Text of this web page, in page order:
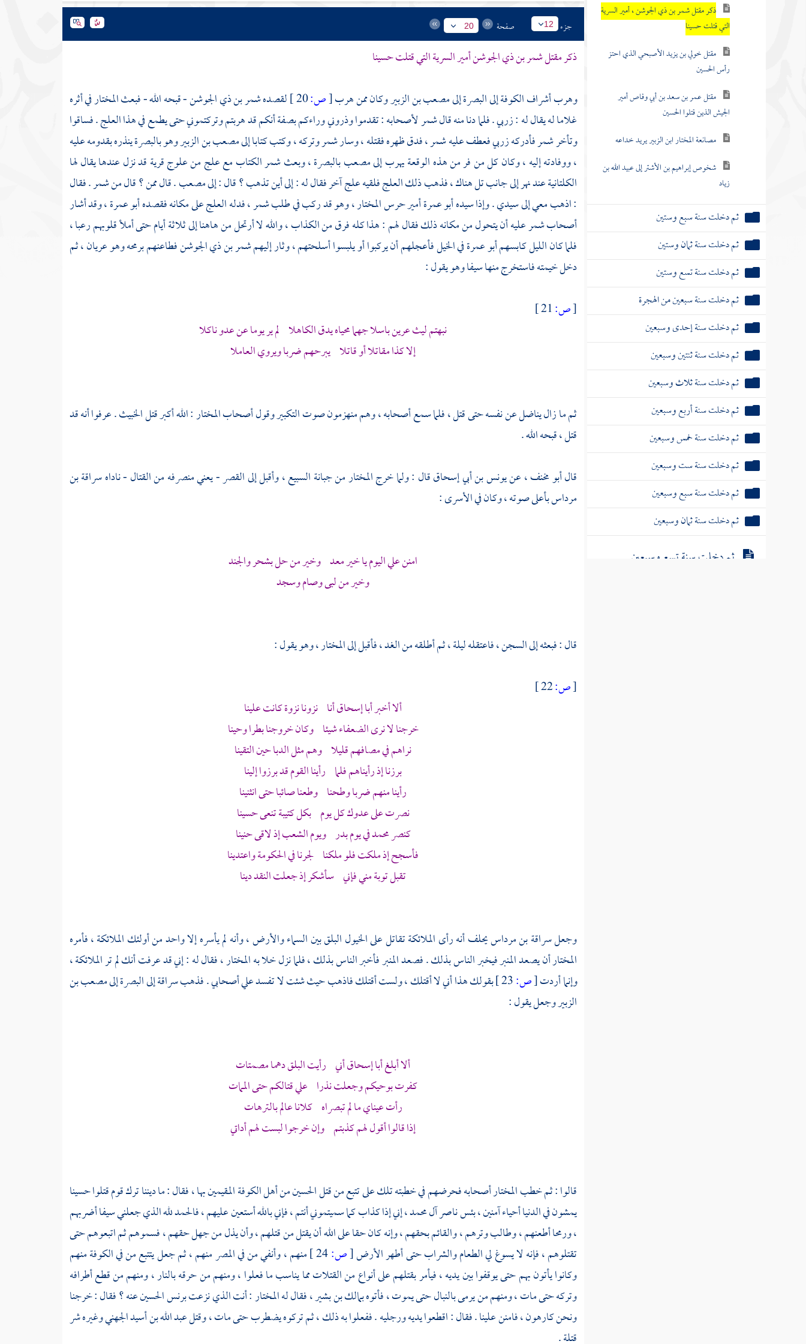
ذكر مقتل شمر بن ذي الجوشن ، أمير السرية
التي قتلت حسينا
مقتل خولي بن يزيد الأصبحي الذي احتز
رأس الحسين
مقتل عمر بن سعد بن أبي وقاص أمير
الجيش الذين قتلوا الحسين
مصانعة المختار ابن الزبير يريد خداعه
شخوص إبراهيم بن الأشتر إلى عبيد الله بن
زياد
ثم دخلت سنة سبع وستين
ثم دخلت سنة ثمان وستين
ثم دخلت سنة تسع وستين
ثم دخلت سنة سبعين من الهجرة
ثم دخلت سنة إحدى وسبعين
ثم دخلت سنة ثنتين وسبعين
ثم دخلت سنة ثلاث وسبعين
ثم دخلت سنة أربع وسبعين
ثم دخلت سنة خمس وسبعين
ثم دخلت سنة ست وسبعين
ثم دخلت سنة سبع وسبعين
ثم دخلت سنة ثمان وسبعين
ثم دخلت سنة تسع وسبعين
جزء 12 صفحة 20
ذكر مقتلشمر بن ذي الجوشنأمير السرية التي قتلتحسينا
وهرب أشرافالكوفةإلىالبصرةإلىمصعب بن الزبيروكان ممن هرب[ص:20 ] لقصدهشمر بن ذي الجوشن- قبحه الله - فبعثالمختارفي أثره
غلاما له يقال له :زربي. فلما دنا منه قالشمرلأصحابه : تقدموا وذروني وراءكم بصفة أنكم قد هربتم وتركتموني حتى يطمع في هذا العلج . فساقوا
وتأخرشمرفأدركهزربيفعطف عليهشمر، فدق ظهره فقتله ، وسارشمروتركه ، وكتب كتابا إلىمصعب بن الزبيروهوبالبصرةينذره بقدومه عليه
، ووفادته إليه ، وكان كل من فر من هذه الوقعة يهرب إلىمصعببالبصرة، وبعثشمرالكتاب مع علج من علوج قرية قد نزل عندها يقال لها
الكلتانية عند نهر إلى جانب تل هناك ، فذهب ذلك العلج فلقيه علج آخر فقال له : إلى أين تذهب ؟ قال : إلىمصعب. قال ممن ؟ قال منشمر. فقال
: اذهب معي إلى سيدي . وإذا سيدهأبو عمرةأمير حرسالمختار، وهو قد ركب في طلبشمر، فدله العلج على مكانه فقصدهأبو عمرة، وقد أشار
أصحابشمرعليه أن يتحول من مكانه ذلك فقال لهم : هذا كله فرق من الكذاب ، والله لا أرتحل من هاهنا إلى ثلاثة أيام حتى أملأ قلوبهم رعبا ،
فلما كان الليل كابسهمأبو عمرةفي الخيل فأعجلهم أن يركبوا أو يلبسوا أسلحتهم ، وثار إليهمشمر بن ذي الجوشنفطاعنهم برمحه وهو عريان ، ثم
دخل خيمته فاستخرج منها سيفا وهو يقول :
[ص:
نبهتم ليث عرين باسلا جهما محياه يدق الكاهلا لم ير يوما عن عدو ناكلا
إلا كذا مقاتلا أو قاتلا يبرحهم ضربا ويروي العاملا
ثم ما زال يناضل عن نفسه حتى قتل ، فلما سمع أصحابه ، وهم منهزمون صوت التكبير وقول أصحابالمختار: الله أكبر قتل الخبيث . عرفوا أنه قد
قتل ، قبحه الله .
قالأبو مخنف، عنيونس بن أبي إسحاققال : ولما خرجالمختارمنجبانة السبيع، وأقبل إلى القصر - يعني منصرفه من القتال - ناداهسراقة بن
مرداسبأعلى صوته ، وكان في الأسرى :
امنن علي اليوم يا خير معد وخير من حل بشحر والجند
وخير من لبى وصام وسجد
قال : فبعثه إلى السجن ، فاعتقله ليلة ، ثم أطلقه من الغد ، فأقبل إلىالمختار، وهو يقول :
[ص:
ألا أخبرأبا إسحاقأنا نزونا نزوة كانت علينا
خرجنا لا نرى الضعفاء شيئا وكان خروجنا بطرا وحينا
نراهم في مصافهم قليلا وهم مثل الدبا حين التقينا
برزنا إذ رأيناهم فلما رأينا القوم قد برزوا إلينا
رأينا منهم ضربا وطحنا وطعنا صائبا حتى انثنينا
نصرت على عدوك كل يوم بكل كتيبة تنعىحسينا
كنصرمحمدفي يومبدر ويوم الشعب إذ لاقىحنينا
فأسجح إذ ملكت فلو ملكنا لجرنا في الحكومة واعتدينا
تقبل توبة مني فإني سأشكر إذ جعلت النقد دينا
وجعلسراقة بن مرداسيحلف أنه رأى الملائكة تقاتل على الخيول البلق بين السماء والأرض ، وأنه لم يأسره إلا واحد من أولئك الملائكة ، فأمره
المختارأن يصعد المنبر فيخبر الناس بذلك . فصعد المنبر فأخبر الناس بذلك ، فلما نزل خلا بهالمختار، فقال له : إني قد عرفت أنك لم تر الملائكة ،
وإنما أردت[ص: بقولك هذا أني لا أقتلك ، ولست أقتلك فاذهب حيث شئت لا تفسد علي أصحابي . فذهبسراقةإلىالبصرةإلىمصعب بن
الزبيروجعل يقول :
ألا أبلغأبا إسحاقأني رأيت البلق دهما مصمتات
كفرت بوحيكم وجعلت نذرا علي قتالكم حتى الممات
رأت عيناي ما لم تبصراه كلانا عالم بالترهات
إذا قالوا أقول لهم كذبتم وإن خرجوا لبست لهم أداتي
قالوا : ثم خطبالمختارأصحابه فحرضهم في خطبته تلك على تتبع من قتلالحسينمنأهل الكوفةالمقيمين بها ، فقال : ما ديننا ترك قوم قتلواحسينا
يمشون في الدنيا أحياء آمنين ، بئس ناصرآل محمد، إني إذا كذاب كما سميتموني أنتم ، فإني بالله أستعين عليهم ، فالحمد لله الذي جعلني سيفا أضربهم
، ورمحا أطعنهم ، وطالب وترهم ، والقائم بحقهم ، وإنه كان حقا على الله أن يقتل من قتلهم ، وأن يذل من جهل حقهم ، فسموهم ثم اتبعوهم حتى
تقتلوهم ، فإنه لا يسوغ لي الطعام والشراب حتى أطهر الأرض[ص: منهم ، وأنفي من في المصر منهم ، ثم جعل يتتبع من فيالكوفةمنهم
وكانوا يأتون بهم حتى يوقفوا بين يديه ، فيأمر بقتلهم على أنواع من القتلات مما يناسب ما فعلوا ، ومنهم من حرقه بالنار ، ومنهم من قطع أطرافه
وتركه حتى مات ، ومنهم من يرمى بالنبال حتى يموت ، فأتوهبمالك بن بشير، فقال لهالمختار: أنت الذي نزعت برنسالحسينعنه ؟ فقال : خرجنا
ونحن كارهون ، فامنن علينا . فقال : اقطعوا يديه ورجليه . ففعلوا به ذلك ، ثم تركوه يضطرب حتى مات ، وقتلعبد الله بن أسيد الجهنيوغيره شر
قتلة .